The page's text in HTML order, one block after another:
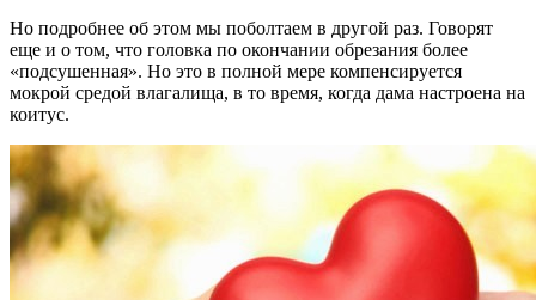
Но подробнее об этом мы поболтаем в другой раз. Говорят
еще и о том, что головка по окончании обрезания более
«подсушенная». Но это в полной мере компенсируется
мокрой средой влагалища, в то время, когда дама настроена на
коитус.